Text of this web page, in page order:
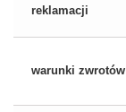
reklamacji
warunki zwrotów